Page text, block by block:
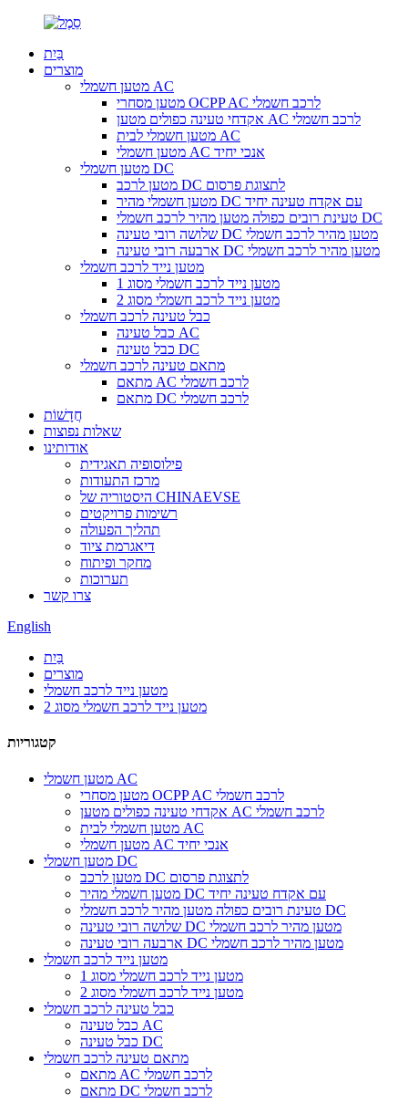
בַּיִת
מוצרים
מטען חשמלי AC
מטען מסחרי OCPP AC לרכב חשמלי
אקדחי טעינה כפולים מטען AC לרכב חשמלי
מטען חשמלי לבית AC
מטען חשמלי AC אנכי יחיד
מטען חשמלי DC
מטען לרכב DC לתצוגת פרסום
מטען חשמלי מהיר DC עם אקדח טעינה יחיד
טעינת רובים כפולה מטען מהיר לרכב חשמלי DC
שלושה רובי טעינה DC מטען מהיר לרכב חשמלי
ארבעה רובי טעינה DC מטען מהיר לרכב חשמלי
מטען נייד לרכב חשמלי
מטען נייד לרכב חשמלי מסוג 1
מטען נייד לרכב חשמלי מסוג 2
כבל טעינה לרכב חשמלי
כבל טעינה AC
כבל טעינה DC
מתאם טעינה לרכב חשמלי
מתאם AC לרכב חשמלי
מתאם DC לרכב חשמלי
חֲדָשׁוֹת
שאלות נפוצות
אודותינו
פילוסופיה תאגידית
מרכז התעודות
היסטוריה של CHINAEVSE
רשימות פרויקטים
תהליך הפעולה
דיאגרמת ציוד
מחקר ופיתוח
תערוכות
צרו קשר
English
בַּיִת
מוצרים
מטען נייד לרכב חשמלי
מטען נייד לרכב חשמלי מסוג 2
קטגוריות
מטען חשמלי AC
מטען מסחרי OCPP AC לרכב חשמלי
אקדחי טעינה כפולים מטען AC לרכב חשמלי
מטען חשמלי לבית AC
מטען חשמלי AC אנכי יחיד
מטען חשמלי DC
מטען לרכב DC לתצוגת פרסום
מטען חשמלי מהיר DC עם אקדח טעינה יחיד
טעינת רובים כפולה מטען מהיר לרכב חשמלי DC
שלושה רובי טעינה DC מטען מהיר לרכב חשמלי
ארבעה רובי טעינה DC מטען מהיר לרכב חשמלי
מטען נייד לרכב חשמלי
מטען נייד לרכב חשמלי מסוג 1
מטען נייד לרכב חשמלי מסוג 2
כבל טעינה לרכב חשמלי
כבל טעינה AC
כבל טעינה DC
מתאם טעינה לרכב חשמלי
מתאם AC לרכב חשמלי
מתאם DC לרכב חשמלי